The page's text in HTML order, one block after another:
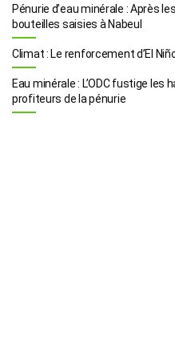
Pénurie d’eau minérale : Après
bouteilles saisies à Nabeul
Climat : Le renforcement d’El
Eau minérale : L’ODC fustige
profiteurs de la pénurie